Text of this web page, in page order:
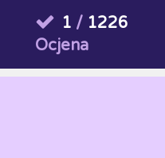
1 / 1226
Ocjena